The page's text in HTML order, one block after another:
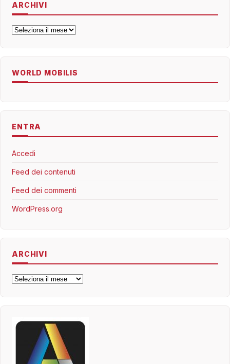
ARCHIVI
Archivi
WORLD MOBILIS
ENTRA
Accedi
Feed dei contenuti
Feed dei commenti
WordPress.org
ARCHIVI
Archivi